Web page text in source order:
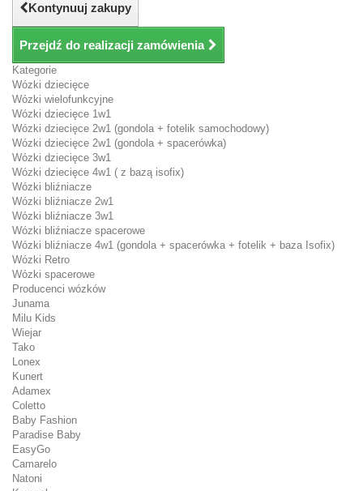
Kontynuuj zakupy
Przejdź do realizacji zamówienia
Kategorie
Wózki dziecięce
Wózki wielofunkcyjne
Wózki dziecięce 1w1
Wózki dziecięce 2w1 (gondola + fotelik samochodowy)
Wózki dziecięce 2w1 (gondola + spacerówka)
Wózki dziecięce 3w1
Wózki dziecięce 4w1 ( z bazą isofix)
Wózki bliźniacze
Wózki bliźniacze 2w1
Wózki bliźniacze 3w1
Wózki bliźniacze spacerowe
Wózki bliźniacze 4w1 (gondola + spacerówka + fotelik + baza Isofix)
Wózki Retro
Wózki spacerowe
Producenci wózków
Junama
Milu Kids
Wiejar
Tako
Lonex
Kunert
Adamex
Coletto
Baby Fashion
Paradise Baby
EasyGo
Camarelo
Natoni